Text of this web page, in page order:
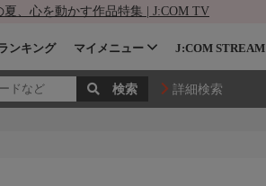
夏、心を動かす作品特集 | J:COM TV
ンキング マイメニュー J:COM STREAM
詳細検索